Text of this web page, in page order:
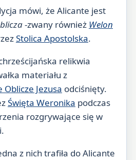
mówi, że Alicante jest
-zwany również Welon
Stolica Apostolska.
relikwia
materiału z
Oblicze Jezusa odciśnięty.
Święta Weronika podczas
rozgrywające się w
z nich trafiła do Alicante